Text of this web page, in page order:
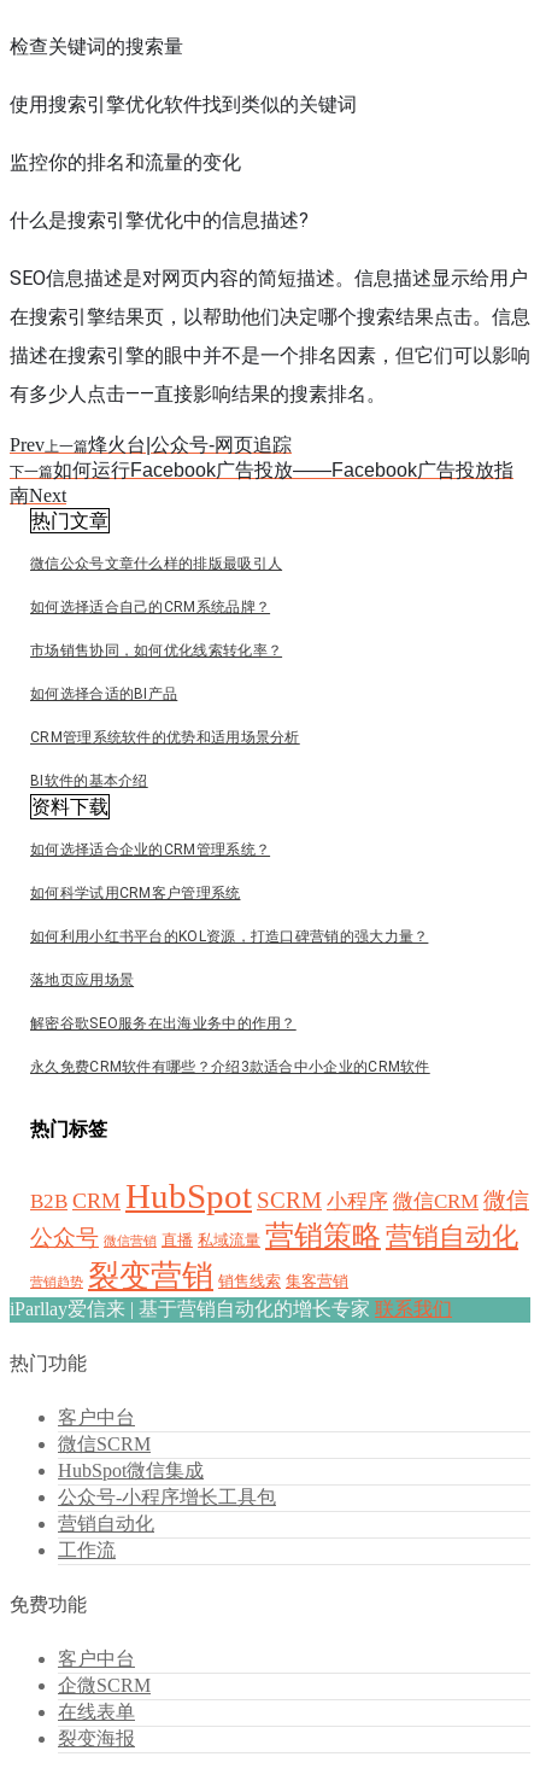
检查关键词的搜索量
使用搜索引擎优化软件找到类似的关键词
监控你的排名和流量的变化
什么是搜索引擎优化中的信息描述?
SEO信息描述是对网页内容的简短描述。信息描述显示给用户
在搜索引擎结果页，以帮助他们决定哪个搜索结果点击。信息
描述在搜索引擎的眼中并不是一个排名因素，但它们可以影响
有多少人点击——直接影响结果的搜素排名。
Prev上一篇烽火台|公众号-网页追踪
下一篇如何运行Facebook广告投放——Facebook广告投放指
南Next
热门文章
微信公众号文章什么样的排版最吸引人
如何选择适合自己的CRM系统品牌？
市场销售协同，如何优化线索转化率？
如何选择合适的BI产品
CRM管理系统软件的优势和适用场景分析
BI软件的基本介绍
资料下载
如何选择适合企业的CRM管理系统？
如何科学试用CRM客户管理系统
如何利用小红书平台的KOL资源，打造口碑营销的强大力量？
落地页应用场景
解密谷歌SEO服务在出海业务中的作用？
永久免费CRM软件有哪些？介绍3款适合中小企业的CRM软件
热门标签
B2B CRM HubSpot SCRM 小程序 微信CRM 微信
公众号 微信营销 直播 私域流量 营销策略 营销自动化
营销趋势 裂变营销 销售线索 集客营销
iParllay爱信来 | 基于营销自动化的增长专家 联系我们
热门功能
客户中台
微信SCRM
HubSpot微信集成
公众号-小程序增长工具包
营销自动化
工作流
免费功能
客户中台
企微SCRM
在线表单
裂变海报